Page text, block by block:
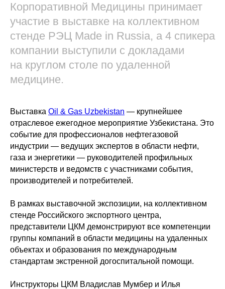
Корпоративной Медицины принимает
участие в выставке на коллективном
стенде РЭЦ Made in Russia, а 4 спикера
компании выступили с докладами
на круглом столе по удаленной
медицине.
Выставка Oil & Gas Uzbekistan — крупнейшее
отраслевое ежегодное мероприятие Узбекистана. Это
событие для профессионалов нефтегазовой
индустрии — ведущих экспертов в области нефти,
газа и энергетики — руководителей профильных
министерств и ведомств с участниками события,
производителей и потребителей.
В рамках выставочной экспозиции, на коллективном
стенде Российского экспортного центра,
представители ЦКМ демонстрируют все компетенции
группы компаний в области медицины на удаленных
объектах и образования по международным
стандартам экстренной догоспитальной помощи.
Инструкторы ЦКМ Владислав Мумбер и Илья